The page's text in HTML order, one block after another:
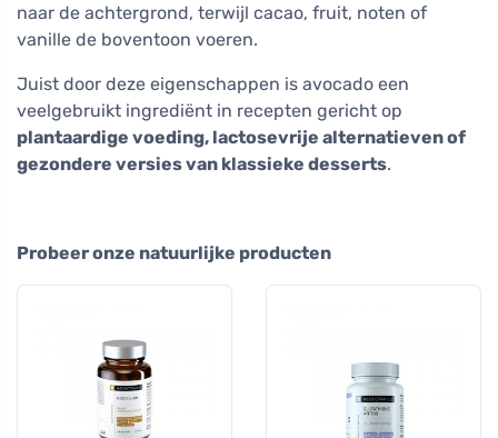
naar de achtergrond, terwijl cacao, fruit, noten of
vanille de boventoon voeren.
Juist door deze eigenschappen is avocado een
veelgebruikt ingrediënt in recepten gericht op
plantaardige voeding, lactosevrije alternatieven of
gezondere versies van klassieke desserts.
Probeer onze natuurlijke producten